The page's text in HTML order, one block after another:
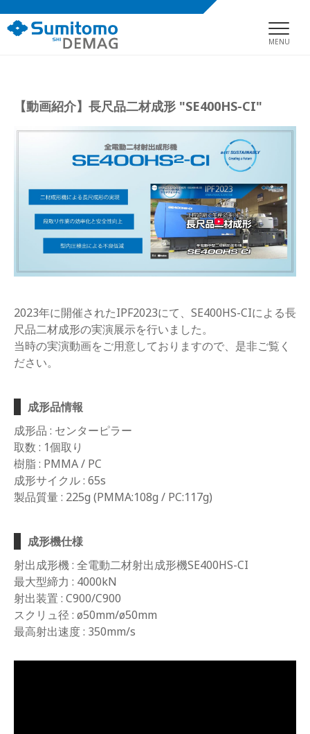
MENU
【動画紹介】長尺品二材成形 "SE400HS-CI"
2023年に開催されたIPF2023にて、SE400HS-CIによる長
尺品二材成形の実演展示を行いました。
当時の実演動画をご用意しておりますので、是非ご覧く
ださい。
成形品情報
成形品 : センターピラー
取数 : 1個取り
樹脂 : PMMA / PC
成形サイクル : 65s
製品質量 : 225g (PMMA:108g / PC:117g)
成形機仕様
射出成形機 : 全電動二材射出成形機SE400HS-CI
最大型締力 : 4000kN
射出装置 : C900/C900
スクリュ径 : ø50mm/ø50mm
最高射出速度 : 350mm/s